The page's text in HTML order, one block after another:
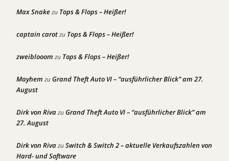
Max Snakezu Tops & Flops – Heißer!
captain carotzu Tops & Flops – Heißer!
zweiblooom zu Tops & Flops – Heißer!
Mayhem zuGrand Theft Auto VI – “ausführlicher Blick” am 27.
August
Dirk von RivazuGrand Theft Auto VI – “ausführlicher Blick” am
27. August
Dirk von RivazuSwitch & Switch 2 – aktuelle Verkaufszahlen von
Hard- und Software